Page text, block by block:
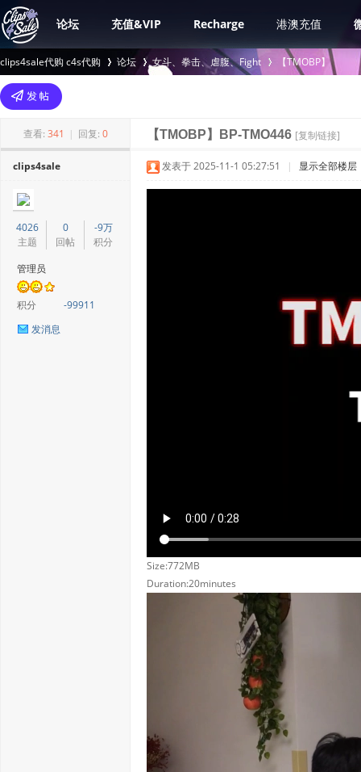
论坛 充值&VIP Recharge 港澳充值
clips4sale代购 c4s代购
>
论坛 女斗、拳击、虐腹、Fight
›
【TMOBP】
查看: 341 | 回复: 0 【TMOBP】BP-TMO446 [复制链接]
clips4sale
4026
主题
0
回帖
-9万
积分
管理员
积分
-99911
发消息
发表于 2025-11-1 05:27:51 | 显示全部楼层
Size:772MB
Duration:20minutes